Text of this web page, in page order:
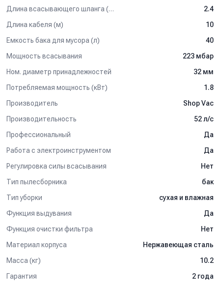
Длина всасывающего шланга (м)
2.4
Длина кабеля (м)
10
Емкость бака для мусора (л)
40
Мощность всасывания
223 мбар
Ном. диаметр принадлежностей
32 мм
Потребляемая мощность (кВт)
1.8
Производитель
Shop Vac
Производительность
52 л/c
Профессиональный
Да
Работа с электроинструментом
Да
Регулировка силы всасывания
Нет
Тип пылесборника
бак
Тип уборки
сухая и влажная
Функция выдувания
Да
Функция очистки фильтра
Нет
Материал корпуса
Нержавеющая сталь
Масса (кг)
10.2
Гарантия
2 года